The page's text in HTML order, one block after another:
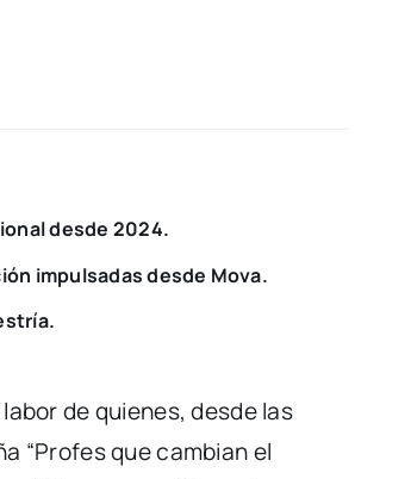
desde 2024.
impulsadas desde Mova.
de quienes, desde las
“Profes que cambian el